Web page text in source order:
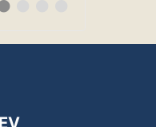
testimonial
testimonial
testimonial